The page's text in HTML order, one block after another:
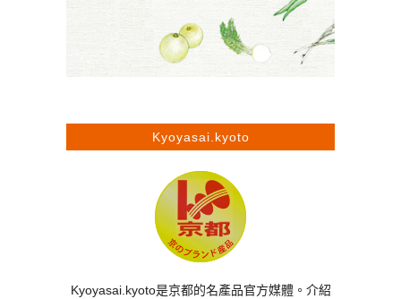
Kyoyasai.kyoto
Kyoyasai.kyoto是京都的名產品官方媒體。介紹